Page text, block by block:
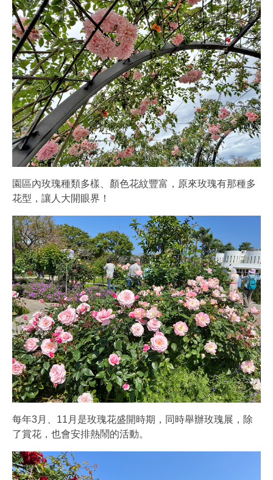
園區內玫瑰種類多樣、顏色花紋豐富，原來玫瑰有那種多
花型，讓人大開眼界！
每年3月、11月是玫瑰花盛開時期，同時舉辦玫瑰展，除
了賞花，也會安排熱鬧的活動。